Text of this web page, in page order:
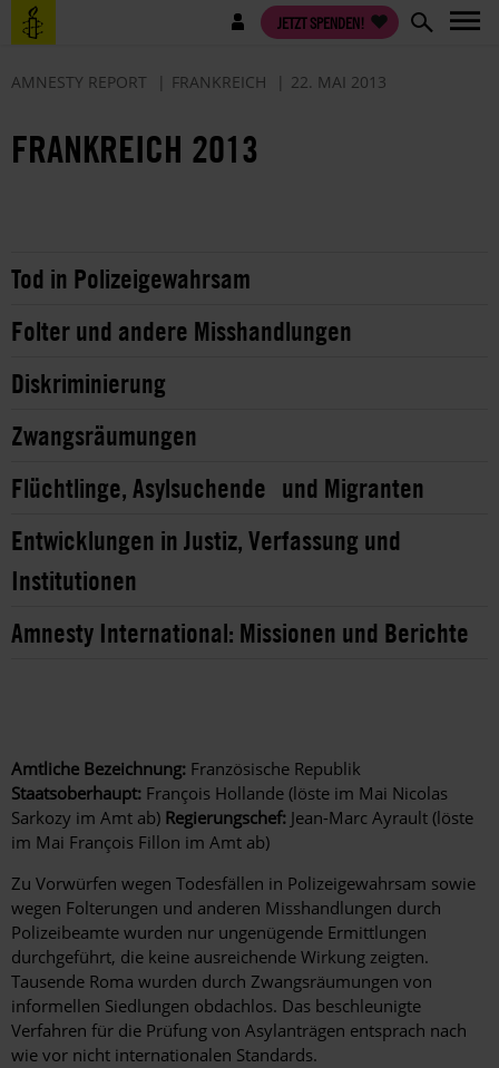
Direkt
zum
Benutzermenü JETZT SPENDEN!
AMNESTY REPORT FRANKREICH 22. MAI 2013
FRANKREICH 2013
Tod in Polizeigewahrsam
Folter und andere Misshandlungen
Diskriminierung
Zwangsräumungen
Flüchtlinge, Asylsuchende und Migranten
Entwicklungen in Justiz, Verfassung und
Institutionen
Amnesty International: Missionen und Berichte
Amtliche Bezeichnung: Französische Republik
Staatsoberhaupt: François Hollande (löste im Mai Nicolas
Sarkozy im Amt ab) Regierungschef: Jean-Marc Ayrault (löste
im Mai François Fillon im Amt ab)
Zu Vorwürfen wegen Todesfällen in Polizeigewahrsam sowie
wegen Folterungen und anderen Misshandlungen durch
Polizeibeamte wurden nur ungenügende Ermittlungen
durchgeführt, die keine ausreichende Wirkung zeigten.
Tausende Roma wurden durch Zwangsräumungen von
informellen Siedlungen obdachlos. Das beschleunigte
Verfahren für die Prüfung von Asylanträgen entsprach nach
wie vor nicht internationalen Standards.